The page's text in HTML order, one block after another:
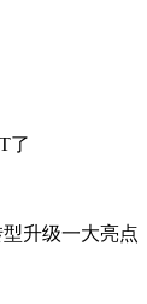
了
升级一大亮点